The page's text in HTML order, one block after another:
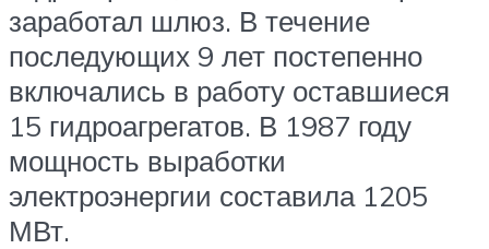
заработал шлюз. В течение
последующих 9 лет постепенно
включались в работу оставшиеся
15 гидроагрегатов. В 1987 году
мощность выработки
электроэнергии составила 1205
МВт.